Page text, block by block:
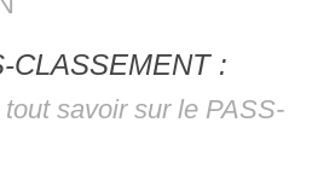
CLASSEMENT :
savoir sur le PASS-